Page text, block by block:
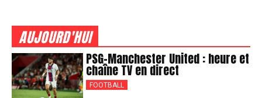
AUJOURD'HUI
PSG-Manchester United : heure et
chaîne TV en direct
FOOTBALL